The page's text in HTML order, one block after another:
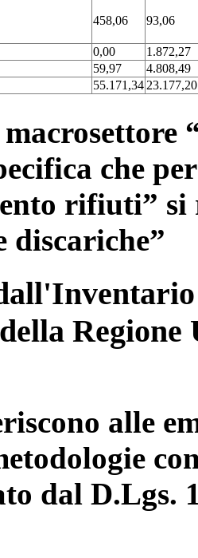
458,06 93,06
0,00
1.872,27
59,97
4.808,49
55.171,3423.177,20
che
rifiuti”
discariche”
alle
dal D.Lgs.